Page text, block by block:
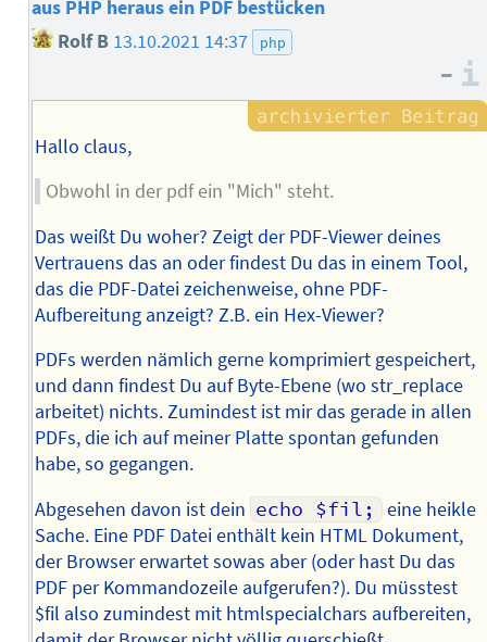
aus PHP heraus ein PDF bestücken
Rolf B 13.10.2021 14:37 php
–
Hallo claus,
Obwohl in der pdf ein "Mich" steht.
Das weißt Du woher? Zeigt der PDF-Viewer deines
Vertrauens das an oder findest Du das in einem Tool,
das die PDF-Datei zeichenweise, ohne PDF-
Aufbereitung anzeigt? Z.B. ein Hex-Viewer?
PDFs werden nämlich gerne komprimiert gespeichert,
und dann findest Du auf Byte-Ebene (wo str_replace
arbeitet) nichts. Zumindest ist mir das gerade in allen
PDFs, die ich auf meiner Platte spontan gefunden
habe, so gegangen.
Abgesehen davon ist dein echo $fil;
eine heikle
Sache. Eine PDF Datei enthält kein HTML Dokument,
der Browser erwartet sowas aber (oder hast Du das
PDF per Kommandozeile aufgerufen?). Du müsstest
$fil also zumindest mit htmlspecialchars aufbereiten,